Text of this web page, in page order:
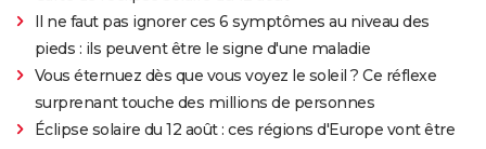
Il ne faut pas ignorer ces 6 symptômes au niveau des
pieds : ils peuvent être le signe d'une maladie
Vous éternuez dès que vous voyez le soleil ? Ce réflexe
surprenant touche des millions de personnes
Éclipse solaire du 12 août : ces régions d'Europe vont être